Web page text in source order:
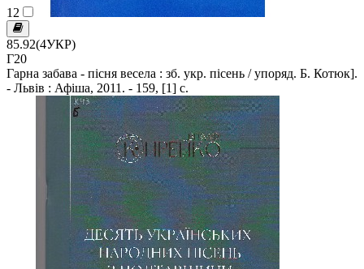
12
85.92(4УКР)
Г20
Гарна забава - пісня весела : зб. укр. пісень / упоряд. Б. Котюк].
- Львів : Афіша, 2011. - 159, [1] c.